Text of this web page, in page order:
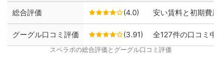
総合評価 (4.0) 安い賃料と初期費
グーグル口コミ評価 (3.91) 全127件の口コミ中
スペラボの総合評価とグーグル口コミ評価